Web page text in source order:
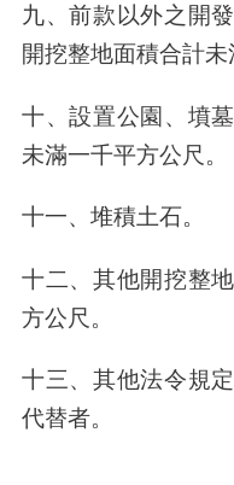
九、前款以外之開
開挖整地面積合計未
十、設置公園、墳
未滿一千平方公尺。
十一、堆積土石。
十二、其他開挖整
方公尺。
十三、其他法令規
代替者。